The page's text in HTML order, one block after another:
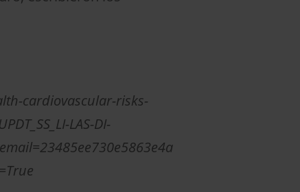
cardiovascular-risks-
LAS-DI-